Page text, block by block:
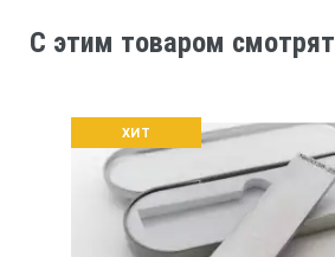
C этим товаром смотрят
ХИТ